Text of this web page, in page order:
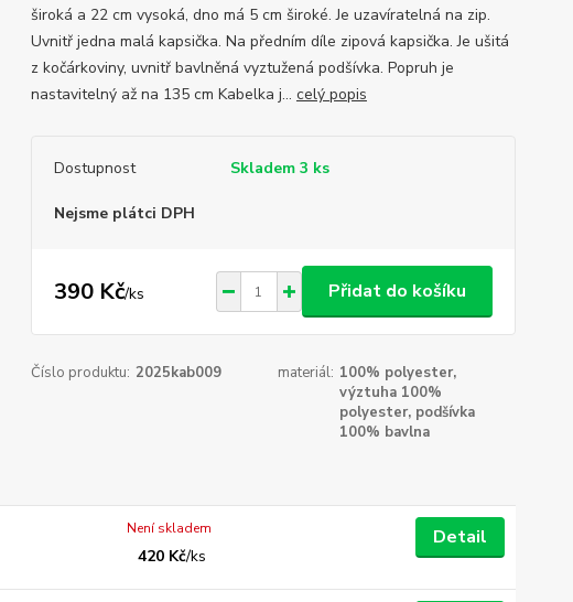
široká a 22 cm vysoká, dno má 5 cm široké. Je uzavíratelná na zip.
Uvnitř jedna malá kapsička. Na předním díle zipová kapsička. Je ušitá
z kočárkoviny, uvnitř bavlněná vyztužená podšívka. Popruh je
nastavitelný až na 135 cm Kabelka j... celý popis
Dostupnost Skladem 3 ks
Nejsme plátci DPH
390 Kč/ks Přidat do košíku
Číslo produktu: 2025kab009 materiál: 100% polyester,
výztuha 100%
polyester, podšívka
100% bavlna
420 Kč/ks
Není skladem Detail